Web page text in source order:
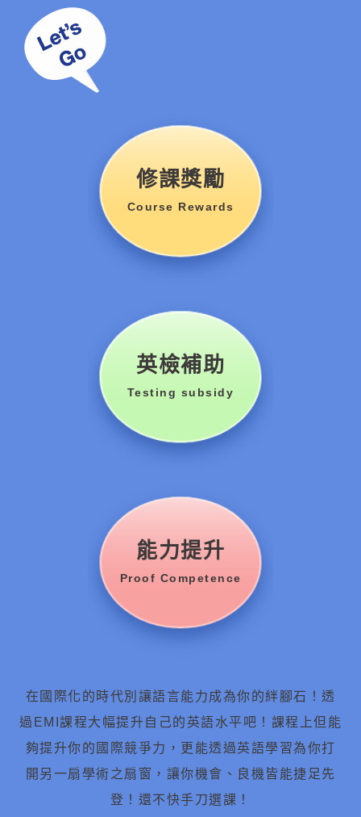
修課獎勵
Course Rewards
英檢補助
Testing subsidy
能力提升
Proof Competence
在國際化的時代別讓語言能力成為你的絆腳石！透
過EMI課程大幅提升自己的英語水平吧！課程上但能
夠提升你的國際競爭力，更能透過英語學習為你打
開另一扇學術之扇窗，讓你機會、良機皆能捷足先
登！還不快手刀選課！